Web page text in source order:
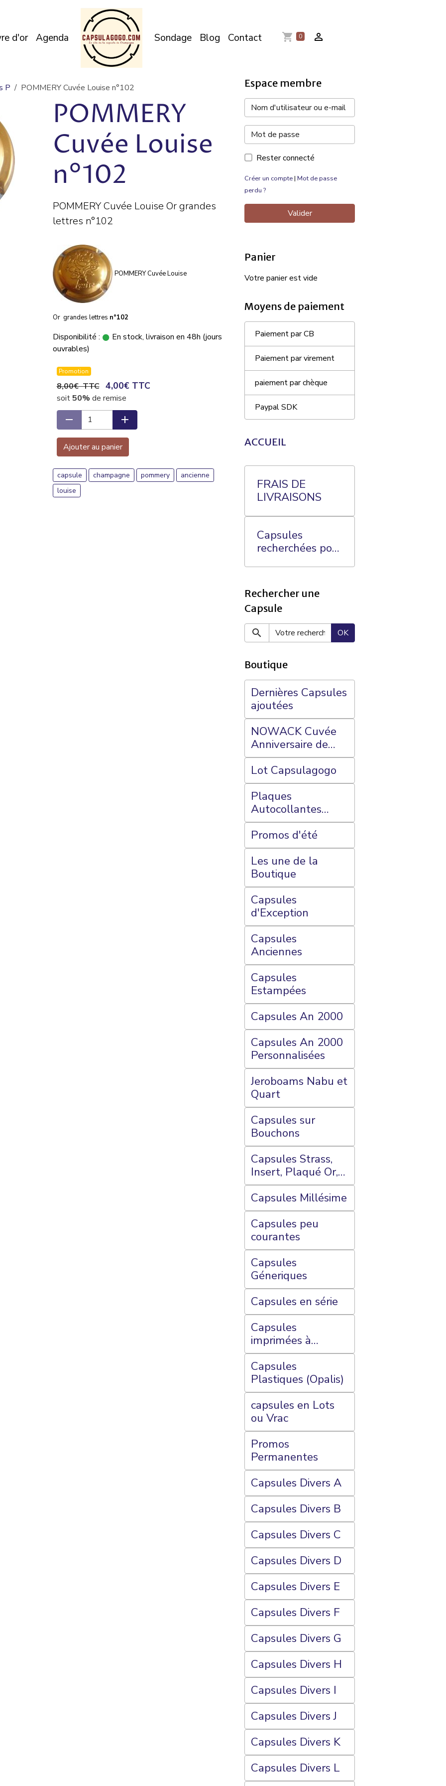
d'or Agenda Sondage Blog Contact 0
P POMMERY Cuvée Louise n°102
POMMERY
Cuvée Louise
n°102
POMMERY Cuvée Louise Or grandes
lettres n°102
POMMERY Cuvée Louise
Or grandes lettres n°102
Disponibilité :
En stock, livraison en 48h (jours
ouvrables)
Promotion
8,00€ TTC 4,00€ TTC
soit50% de remise
Ajouter au panier
capsule champagne pommery
ancienne
louise
Espace membre
Rester connecté
Créer un compte| Mot de passe
perdu ?
Valider
Panier
Votre panier est vide
Moyens de paiement
Paiement par CB
Paiement par virement
paiement par chèque
Paypal SDK
ACCUEIL
FRAIS DE
LIVRAISONS
Capsules
recherchées pour
Rechercher une
Capsule
OK
Boutique
Dernières Capsules
ajoutées
NOWACK Cuvée
Anniversaire de
Mariage
Lot Capsulagogo
Plaques
Autocollantes
CAPSULAGOGO
(Megastok) et
Plateaux 70 Cases
Promos d'été
Les une de la
Boutique
Capsules
d'Exception
Capsules
Anciennes
Capsules
Estampées
Capsules An 2000
Capsules An 2000
Personnalisées
Jeroboams Nabu et
Quart
Capsules sur
Bouchons
Capsules Strass,
Insert, Plaqué Or,
Peinte et
Porcelaine
Capsules Millésime
Capsules peu
courantes
Capsules
Géneriques
Capsules en série
Capsules
imprimées à
l'intérieur, Essais ,
et Autres...
Capsules
Plastiques (Opalis)
capsules en Lots
ou Vrac
Promos
Permanentes
Capsules Divers A
Capsules Divers B
Capsules Divers C
Capsules Divers D
Capsules Divers E
Capsules Divers F
Capsules Divers G
Capsules Divers H
Capsules Divers I
Capsules Divers J
Capsules Divers K
Capsules Divers L